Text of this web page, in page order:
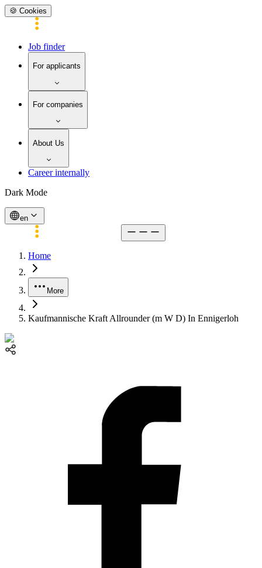
🍪 Cookies
Job finder
For applicants
For companies
About Us
Career internally
Dark Mode
en
Home
More
Kaufmannische Kraft Allrounder (m W D) In Ennigerloh